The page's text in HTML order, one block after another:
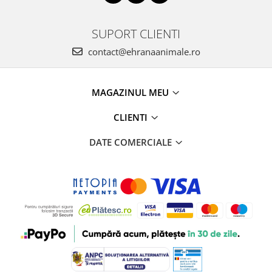
SUPORT CLIENTI
contact@ehranaanimale.ro
MAGAZINUL MEU
CLIENTI
DATE COMERCIALE